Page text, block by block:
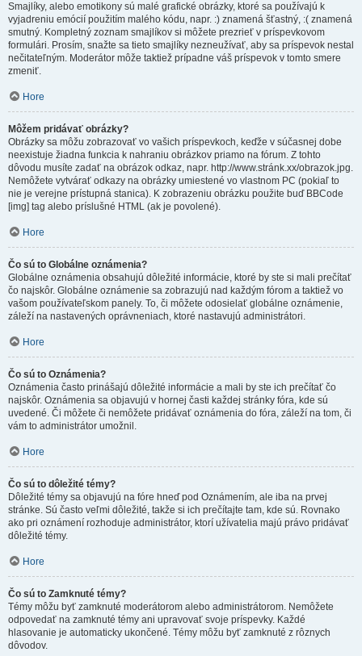
Smajlíky, alebo emotikony sú malé grafické obrázky, ktoré sa používajú k
vyjadreniu emócií použitím malého kódu, napr. :) znamená šťastný, :( znamená
smutný. Kompletný zoznam smajlíkov si môžete prezrieť v príspevkovom
formulári. Prosím, snažte sa tieto smajlíky nezneužívať, aby sa príspevok nestal
nečitateľným. Moderátor môže taktiež prípadne váš príspevok v tomto smere
zmeniť.
Hore
Môžem pridávať obrázky?
Obrázky sa môžu zobrazovať vo vašich príspevkoch, keďže v súčasnej dobe
neexistuje žiadna funkcia k nahraniu obrázkov priamo na fórum. Z tohto
dôvodu musíte zadať na obrázok odkaz, napr. http://www.stránk.xx/obrazok.jpg.
Nemôžete vytvárať odkazy na obrázky umiestené vo vlastnom PC (pokiaľ to
nie je verejne prístupná stanica). K zobrazeniu obrázku použite buď BBCode
[img] tag alebo príslušné HTML (ak je povolené).
Hore
Čo sú to Globálne oznámenia?
Globálne oznámenia obsahujú dôležité informácie, ktoré by ste si mali prečítať
čo najskôr. Globálne oznámenie sa zobrazujú nad každým fórom a taktiež vo
vašom používateľskom panely. To, či môžete odosielať globálne oznámenie,
záleží na nastavených oprávneniach, ktoré nastavujú administrátori.
Hore
Čo sú to Oznámenia?
Oznámenia často prinášajú dôležité informácie a mali by ste ich prečítať čo
najskôr. Oznámenia sa objavujú v hornej časti každej stránky fóra, kde sú
uvedené. Či môžete či nemôžete pridávať oznámenia do fóra, záleží na tom, či
vám to administrátor umožnil.
Hore
Čo sú to dôležité témy?
Dôležité témy sa objavujú na fóre hneď pod Oznámením, ale iba na prvej
stránke. Sú často veľmi dôležité, takže si ich prečítajte tam, kde sú. Rovnako
ako pri oznámení rozhoduje administrátor, ktorí užívatelia majú právo pridávať
dôležité témy.
Hore
Čo sú to Zamknuté témy?
Témy môžu byť zamknuté moderátorom alebo administrátorom. Nemôžete
odpovedať na zamknuté témy ani upravovať svoje príspevky. Každé
hlasovanie je automaticky ukončené. Témy môžu byť zamknuté z rôznych
dôvodov.